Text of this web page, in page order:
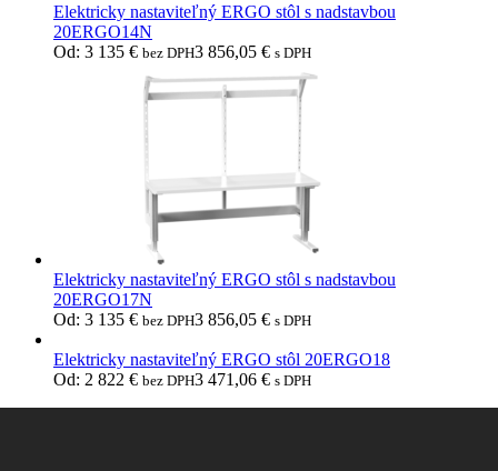
Elektricky nastaviteľný ERGO stôl s nadstavbou
20ERGO14N
Od: 3 135 € bez DPH3 856,05 € s DPH
Elektricky nastaviteľný ERGO stôl s nadstavbou
20ERGO17N
Od: 3 135 € bez DPH3 856,05 € s DPH
Elektricky nastaviteľný ERGO stôl 20ERGO18
Od: 2 822 € bez DPH3 471,06 € s DPH